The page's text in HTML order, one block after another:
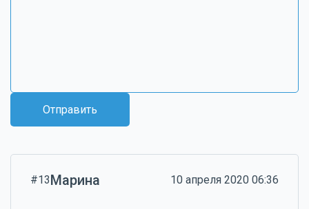
Отправить
#13Марина 10 апреля 2020 06:36